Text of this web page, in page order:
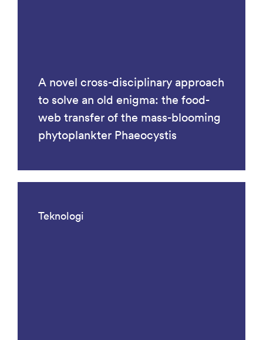
A novel cross-disciplinary approach
to solve an old enigma: the food-
web transfer of the mass-blooming
phytoplankter Phaeocystis
Teknologi